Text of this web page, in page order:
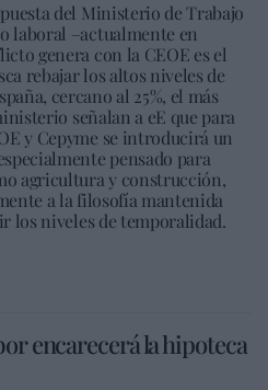
del Ministerio de Trabajo
laboral –actualmente en
genera con la CEOE es el
rebajar los altos niveles de
cercano al 25%, el más
señalan a eE que para
y Cepyme se introducirá un
pensado para
agricultura y construcción,
a la filosofía mantenida
los niveles de temporalidad.
encarecerá la hipoteca